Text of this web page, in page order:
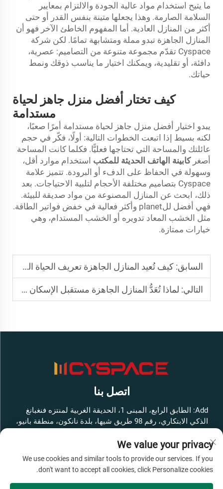
ما يتيح استخدام مواد عالية الجودة والالتزام بمعايير
السلامة الصارمة. وهذا يجعلها متينة بنفس القدر أو حتى
أكثر من المنازل العادية. أما المفهوم الخاطئ الآخر فهو أن
المنازل الجاهزة تبدو مملة ومتشابهة تمامًا. لكن شركة
Cyspace تقدّم مجموعة متنوعة من التصاميم: عصرية،
دافئة، أو تقليدية، ويمكنك اختيار ما يناسب ذوقك ونمط
حياتك.
كيف تختار أفضل منزل جاهز لحياة
مستدامة
يبدو اختيار أفضل منزل جاهز لحياة مستدامة أمرًا صعبًا،
لكنه بسيط إذا اتبعت الخطوات التالية: أولًا، فكّر في حجم
عائلتك والمساحة التي تحتاجها فعليًّا. فكلما كانت المساحة
أصغركابينة الهاتف الحديثة للمكتب استخدام موارد أقل،
وسهولة في الحفاظ على الدفء أو البرودة. تتميز علامة
Cyspace بتصاميم مختلفة الأحجام لتلبية الاحتياجات. بعد
ذلك، ابحث عن المنازل المصنوعة من مواد صديقة للبيئة.
فهي أفضل للplanet وأكثر فعالية في خفض فواتير الطاقة.
مثل الخشب المعاد تدويره أو الخشب المستدام، وهي
خيارات ممتازة.
السابق: كيف تُعيد المنازل الجاهزة تعريف الحياة الحديثة
التالي: لماذا تُعَدُّ المنازل الجاهزة مستقبل الإسكان الميسور التكلفة
اتصل بنا
Add: الطابق الرابع، المبنى 1، الحديقة الغربية لمنتزه فنغبانغ
الذكي الابتكاري، رقم 98 طريق شيها، بلدة نانكون، منطقة بانيو،
هاتف:+86-13316062192
البريد الإلكتروني:[email protected]
We value your privacy
We use cookies and similar tools to provide our services. If you
don't want to accept all cookies, click Personalize cookies.